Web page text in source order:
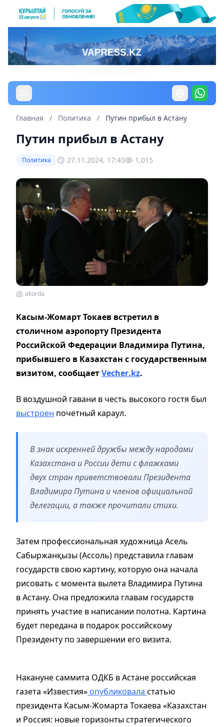
Главная / Политика / Путин прибыл в Астану
Путин прибыл в Астану
Политика 27.11.2024, 17:43 1,015
akorda
Касым-Жомарт Токаев встретил в
столичном аэропорту Президента
Российской Федерации Владимира Путина,
прибывшего в Казахстан с государственным
визитом, сообщаетVecher.kz.
В воздушной гавани в честь высокого гостя был
выстроен почетный караул.
В знак искренней дружбы между народами
Казахстана и России дети с флажками
двух стран приветствовали Президента
Владимира Путина и членов официальной
делегации, а также прочитали стихи.
Затем профессиональная художница Асель
Сабыржанқызы (Ассоль) представила главам
государств свою картину, которую она начала
рисовать с момента вылета Владимира Путина
в Астану. Она предложила главам государств
принять участие в написании полотна. Картина
будет передана в подарок российскому
Президенту по завершении его визита.
Накануне саммита ОДКБ в Астане российская
газета «Известия» опубликовала статью
президента Касым-Жомарта Токаева «Казахстан
и Россия: новые горизонты стратегического